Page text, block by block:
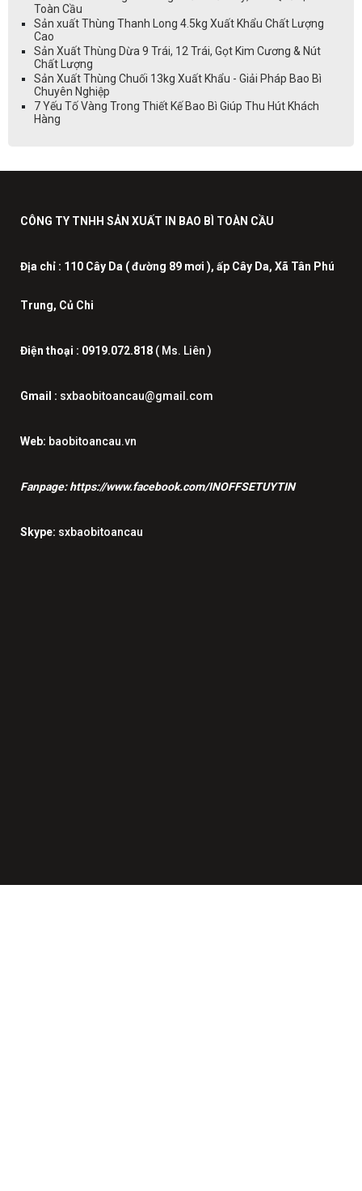
Toàn Cầu
Sản xuất Thùng Thanh Long 4.5kg Xuất Khẩu Chất Lượng
Cao
Sản Xuất Thùng Dừa 9 Trái, 12 Trái, Gọt Kim Cương & Nút
Chất Lượng
Sản Xuất Thùng Chuối 13kg Xuất Khẩu - Giải Pháp Bao Bì
Chuyên Nghiệp
7 Yếu Tố Vàng Trong Thiết Kế Bao Bì Giúp Thu Hút Khách
Hàng
CÔNG TY TNHH SẢN XUẤT IN BAO BÌ TOÀN CẦU
Địa chỉ : 110 Cây Da ( đường 89 mơi ), ấp Cây Da, Xã Tân Phú
Trung, Củ Chi
Điện thoại : 0919.072.818 ( Ms. Liên )
Gmail : sxbaobitoancau@gmail.com
Web: baobitoancau.vn
Fanpage:https://www.facebook.com/INOFFSETUYTIN
Skype: sxbaobitoancau